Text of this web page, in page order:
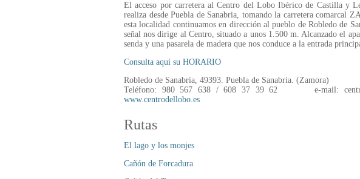
El acceso por carretera al Centro del Lobo Ibérico de Castilla y
realiza desde Puebla de Sanabria, tomando la carretera comarcal
esta localidad continuamos en dirección al pueblo de Robledo de
señal nos dirige al Centro, situado a unos 1.500 m. Alcanzado el
senda y una pasarela de madera que nos conduce a la entrada
Consulta aquí su HORARIO
Robledo de Sanabria, 49393. Puebla de Sanabria. (Zamora)
Teléfono: 980 567 638 / 608 37 39 62 e-mail:
www.centrodellobo.es
Rutas
El lago y los monjes
Cañón de Forcadura